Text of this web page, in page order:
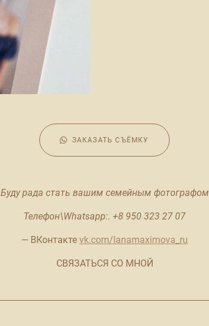
ЗАКАЗАТЬ СЪЁМКУ
Буду рада стать вашим семейным фотографом
Телефон\Whatsapp:. +8 950 323 27 07
— ВКонтакте vk.com/lanamaximova_ru
СВЯЗАТЬСЯ СО МНОЙ